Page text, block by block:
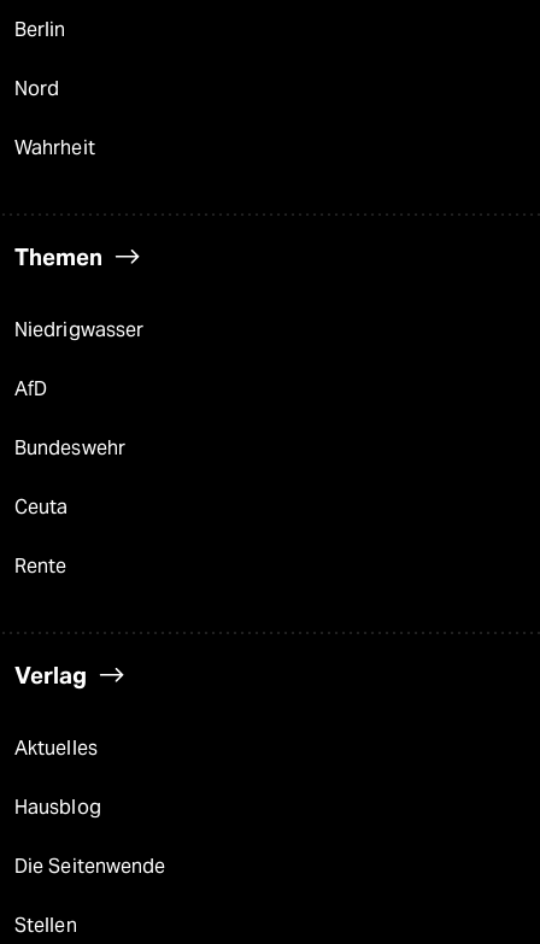
Berlin
Nord
Wahrheit
Themen
Niedrigwasser
AfD
Bundeswehr
Ceuta
Rente
Verlag
Aktuelles
Hausblog
Die Seitenwende
Stellen